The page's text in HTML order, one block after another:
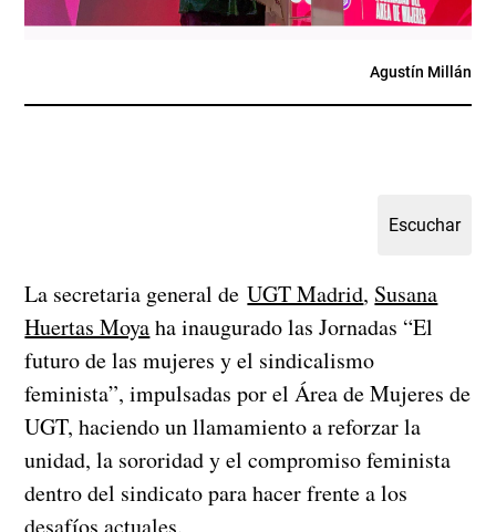
Agustín Millán
La secretaria general deUGT Madrid, Susana
Huertas Moyaha inaugurado las Jornadas “El
futuro de las mujeres y el sindicalismo
feminista”, impulsadas por el Área de Mujeres de
UGT, haciendo un llamamiento a reforzar la
unidad, la sororidad y el compromiso feminista
dentro del sindicato para hacer frente a los
desafíos actuales.